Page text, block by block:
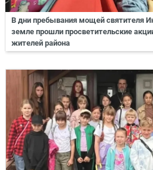
В дни пребывания мощей святителя
земле прошли просветительские
жителей района